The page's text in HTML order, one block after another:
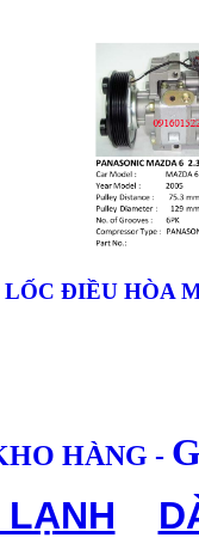
LỐC ĐIỀU HÒA
HÀNG -
LẠNH